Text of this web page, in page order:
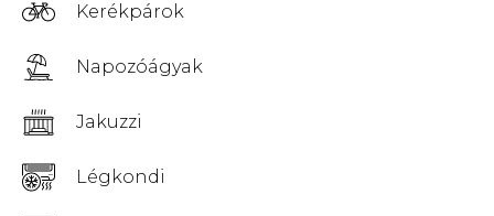
Kerékpárok
Napozóágyak
Jakuzzi
Légkondi